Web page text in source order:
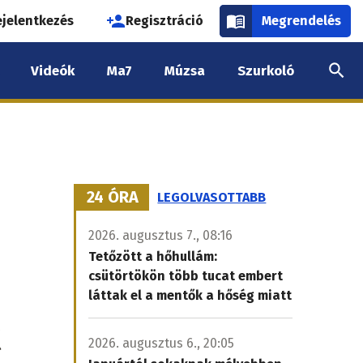
Regisztráció Megrendelés
Videók Ma7 Múzsa Szurkoló
24 ÓRA LEGOLVASOTTABB
2026. augusztus 7., 08:16
Tetőzött a hőhullám:
csütörtökön több tucat embert
láttak el a mentők a hőség miatt
2026. augusztus 6., 20:05